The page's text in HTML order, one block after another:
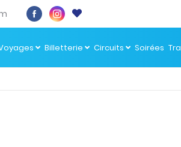
Billetterie Circuits Soirées